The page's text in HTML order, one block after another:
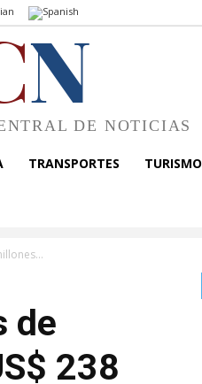
N
DE NOTICIAS
TRANSPORTES TURISMO
de
238